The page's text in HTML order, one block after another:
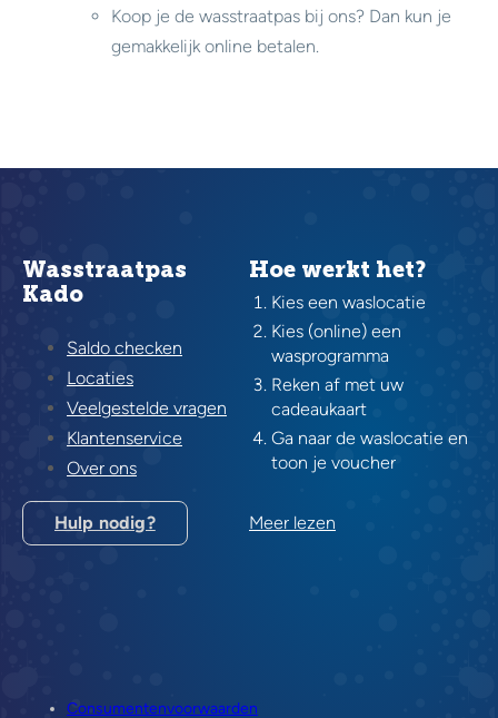
Koop je de wasstraatpas bij ons? Dan kun je
gemakkelijk online betalen.
Wasstraatpas
Kado
Saldo checken
Locaties
Veelgestelde vragen
Klantenservice
Over ons
Hulp nodig?
Hoe werkt het?
Kies een waslocatie
Kies (online) een
wasprogramma
Reken af met uw
cadeaukaart
Ga naar de waslocatie en
toon je voucher
Meer lezen
Consumentenvoorwaarden